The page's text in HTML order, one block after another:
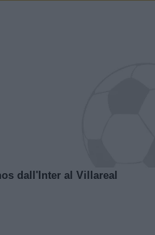
dall'Inter al Villareal